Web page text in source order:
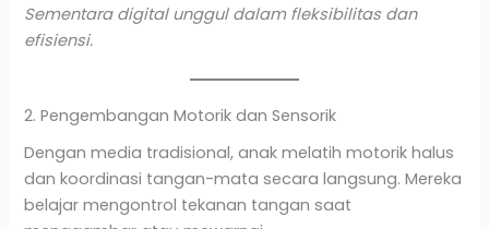
Sementara digital unggul dalam fleksibilitas dan
efisiensi.
2. Pengembangan Motorik dan Sensorik
Dengan media tradisional, anak melatih motorik halus
dan koordinasi tangan-mata secara langsung. Mereka
belajar mengontrol tekanan tangan saat